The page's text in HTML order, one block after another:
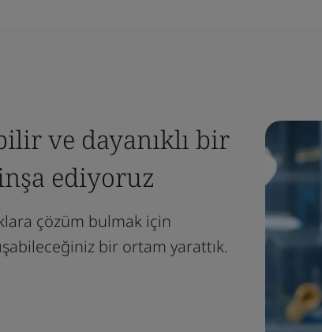
ve dayanıklı bir
ediyoruz
çözüm bulmak için
bir ortam yarattık.